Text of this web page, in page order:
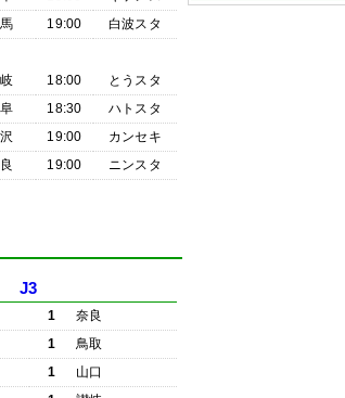
19:00
白波スタ
18:00
とうスタ
18:30
ハトスタ
19:00
カンセキ
19:00 ニンスタ
J3
1
奈良
1
鳥取
1
山口